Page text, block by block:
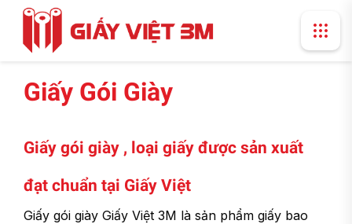
Giấy Gói Giày
Giấy gói giày , loại giấy được sản xuất
đạt chuẩn tại Giấy Việt
Giấy gói giày Giấy Việt 3M là sản phẩm giấy bao